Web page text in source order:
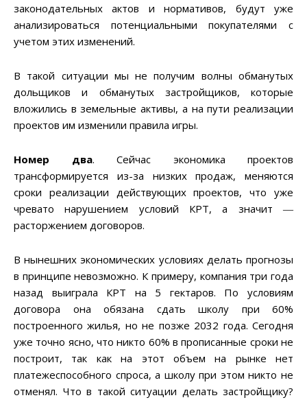
законодательных актов и нормативов, будут уже
анализироваться потенциальными покупателями с
учетом этих изменений.
В такой ситуации мы не получим волны обманутых
дольщиков и обманутых застройщиков, которые
вложились в земельные активы, а на пути реализации
проектов им изменили правила игры.
Номер два. Сейчас экономика проектов
трансформируется из-за низких продаж, меняются
сроки реализации действующих проектов, что уже
чревато нарушением условий КРТ, а значит ―
расторжением договоров.
В нынешних экономических условиях делать прогнозы
в принципе невозможно. К примеру, компания три года
назад выиграла КРТ на 5 гектаров. По условиям
договора она обязана сдать школу при 60%
построенного жилья, но не позже 2032 года. Сегодня
уже точно ясно, что никто 60% в прописанные сроки не
построит, так как на этот объем на рынке нет
платежеспособного спроса, а школу при этом никто не
отменял. Что в такой ситуации делать застройщику?